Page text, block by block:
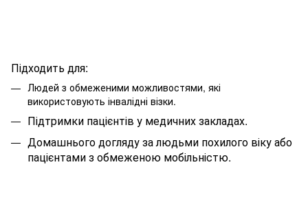
Підходить для:
Людей з обмеженими можливостями, які
використовують інвалідні візки.
Підтримки пацієнтів у медичних закладах.
Домашнього догляду за людьми похилого віку або
пацієнтами з обмеженою мобільністю.